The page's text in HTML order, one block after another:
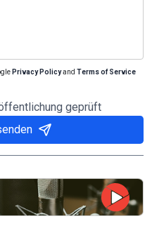
Privacy Policyand Terms of Service
geprüft